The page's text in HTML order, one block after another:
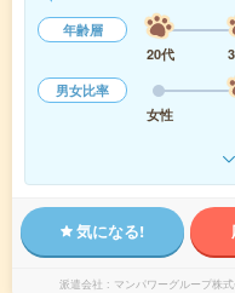
年齢層
20代
男女比率
女性
気になる!
派遣会社 マンパワーグループ株